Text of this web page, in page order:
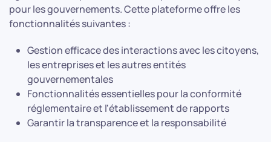
pour les gouvernements. Cette plateforme offre les
fonctionnalités suivantes :
Gestion efficace des interactions avec les citoyens,
les entreprises et les autres entités
gouvernementales
Fonctionnalités essentielles pour la conformité
réglementaire et l'établissement de rapports
Garantir la transparence et la responsabilité